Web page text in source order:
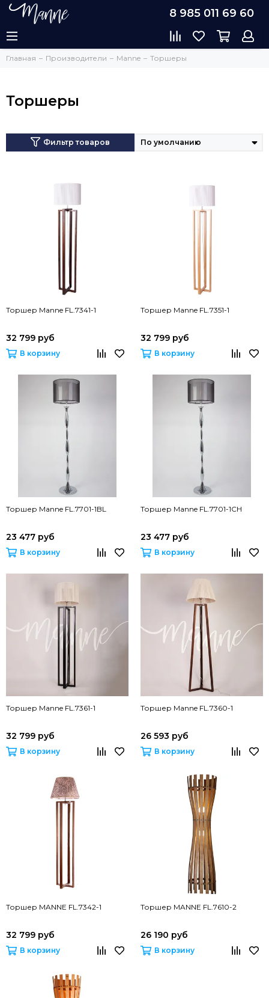
8 985 011 69 60
Главная Производители Manne Торшеры
Торшеры
Фильтр товаров
Торшер Manne FL.7341-1
32 799 руб
В корзину
Торшер Manne FL.7351-1
32 799 руб
В корзину
Торшер Manne FL.7701-1BL
23 477 руб
В корзину
Торшер Manne FL.7701-1CH
23 477 руб
В корзину
Торшер Manne FL.7361-1
32 799 руб
В корзину
Торшер Manne FL.7360-1
26 593 руб
В корзину
Торшер MANNE FL.7342-1
32 799 руб
В корзину
Торшер MANNE FL.7610-2
26 190 руб
В корзину